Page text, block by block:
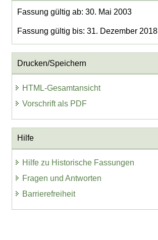
Fassung gültig ab: 30. Mai 2003
Fassung gültig bis: 31. Dezember 2018
Drucken/Speichern
HTML-Gesamtansicht
Vorschrift als PDF
Hilfe
Hilfe zu Historische Fassungen
Fragen und Antworten
Barrierefreiheit